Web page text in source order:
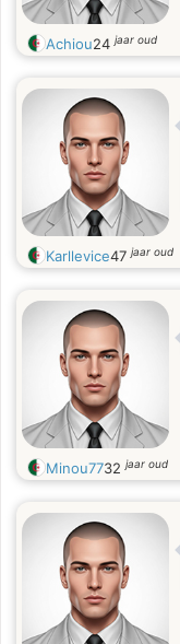
Achiou24jaar oud
Karllevice47jaar oud
Minou7732jaar oud